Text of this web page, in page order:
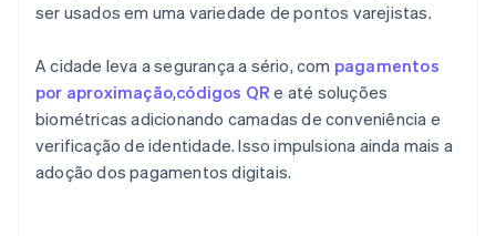
ser usados em uma variedade de pontos varejistas.
A cidade leva a segurança a sério, com pagamentos
por aproximação,códigos QR e até soluções
biométricas adicionando camadas de conveniência e
verificação de identidade. Isso impulsiona ainda mais a
adoção dos pagamentos digitais.